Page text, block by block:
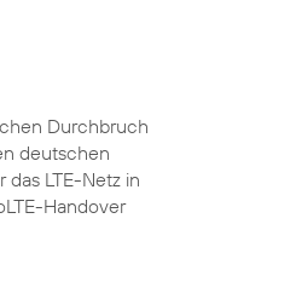
Durchbruch
deutschen
das LTE-Netz in
Handover